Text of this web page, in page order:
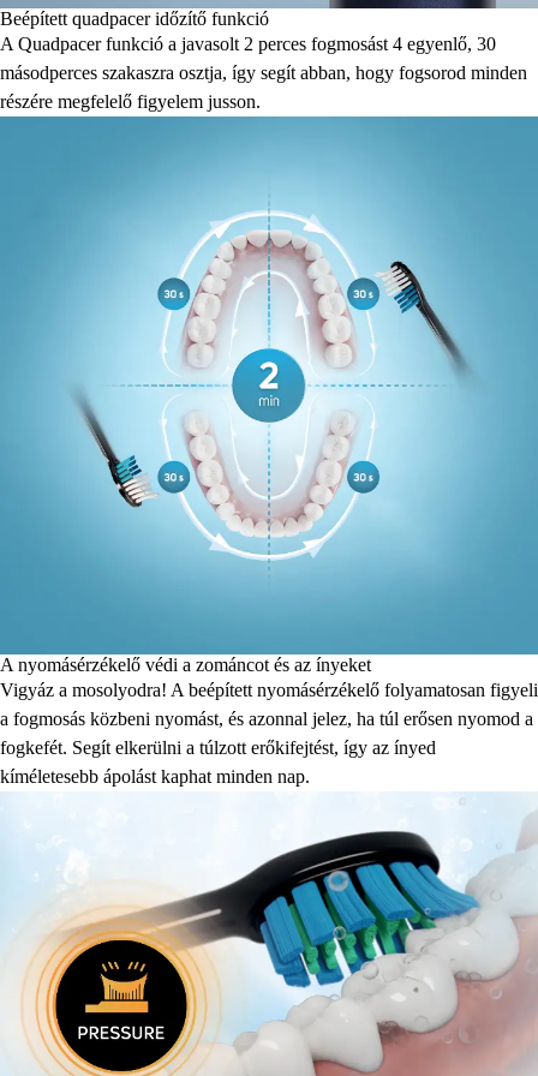
Beépített quadpacer időzítő funkció
A Quadpacer funkció a javasolt 2 perces fogmosást 4 egyenlő, 30
másodperces szakaszra osztja, így segít abban, hogy fogsorod minden
részére megfelelő figyelem jusson.
A nyomásérzékelő védi a zománcot és az ínyeket
Vigyáz a mosolyodra! A beépített nyomásérzékelő folyamatosan figyeli
a fogmosás közbeni nyomást, és azonnal jelez, ha túl erősen nyomod a
fogkefét. Segít elkerülni a túlzott erőkifejtést, így az ínyed
kíméletesebb ápolást kaphat minden nap.